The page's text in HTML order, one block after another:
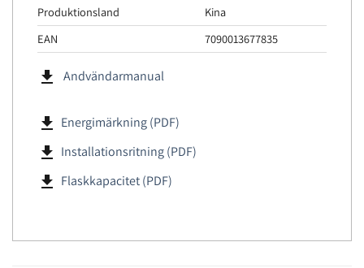
Produktionsland
Kina
EAN
7090013677835
file_download Andvändarmanual
file_download Energimärkning (PDF)
file_download Installationsritning (PDF)
file_download Flaskkapacitet (PDF)